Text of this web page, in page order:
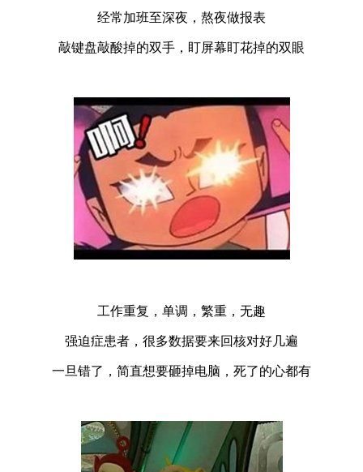
经常加班至深夜，熬夜做报表
敲键盘敲酸掉的双手，盯屏幕盯花掉的双眼
工作重复，单调，繁重，无趣
强迫症患者，很多数据要来回核对好几遍
一旦错了，简直想要砸掉电脑，死了的心都有